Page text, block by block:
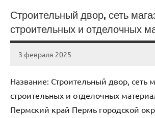
Строительный двор, сеть
строительных и отделочных
3 февраля 2025
Anisa
Нет
Название: Строительный двор, сеть
строительных и отделочных
Пермский край Пермь городской